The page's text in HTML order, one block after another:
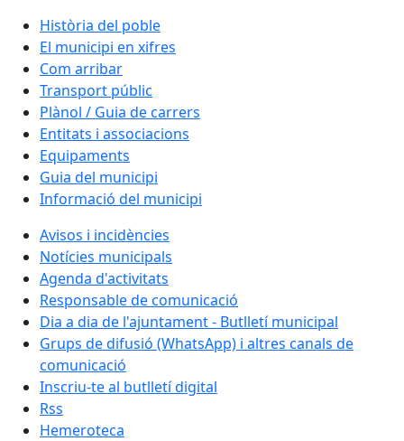
Història del poble
El municipi en xifres
Com arribar
Transport públic
Plànol / Guia de carrers
Entitats i associacions
Equipaments
Guia del municipi
Informació del municipi
Avisos i incidències
Notícies municipals
Agenda d'activitats
Responsable de comunicació
Dia a dia de l'ajuntament - Butlletí municipal
Grups de difusió (WhatsApp) i altres canals de
comunicació
Inscriu-te al butlletí digital
Rss
Hemeroteca